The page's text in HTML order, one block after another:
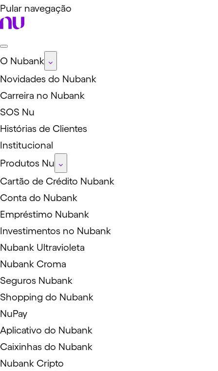
Pular navegação
O Nubank
Novidades do Nubank
Carreira no Nubank
SOS Nu
Histórias de Clientes
Institucional
Produtos Nu
Cartão de Crédito Nubank
Conta do Nubank
Empréstimo Nubank
Investimentos no Nubank
Nubank Ultravioleta
Nubank Croma
Seguros Nubank
Shopping do Nubank
NuPay
Aplicativo do Nubank
Caixinhas do Nubank
Nubank Cripto